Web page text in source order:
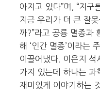
아지고 있다”며, “지구
지금 우리가 더 큰 잘
까?”라고 공룡 멸종과
해 ‘인간 멸종’이라는
이끌어냈다. 이은지 석
가지 있는데 하나는 과
재미있게 이야기하는